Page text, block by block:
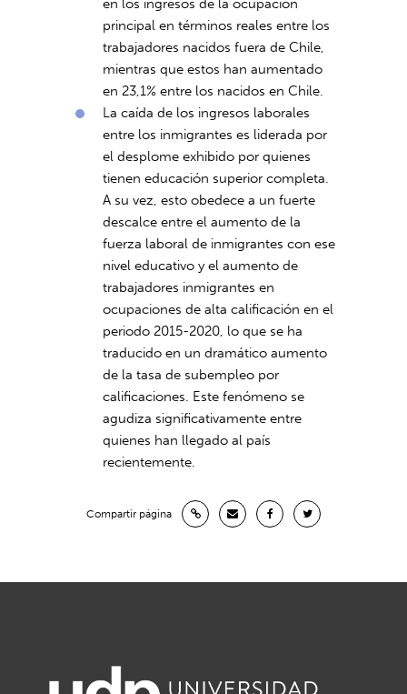
en los ingresos de la ocupación
principal en términos reales entre los
trabajadores nacidos fuera de Chile,
mientras que estos han aumentado
en 23,1% entre los nacidos en Chile.
La caída de los ingresos laborales
entre los inmigrantes es liderada por
el desplome exhibido por quienes
tienen educación superior completa.
A su vez, esto obedece a un fuerte
descalce entre el aumento de la
fuerza laboral de inmigrantes con ese
nivel educativo y el aumento de
trabajadores inmigrantes en
ocupaciones de alta calificación en el
periodo 2015-2020, lo que se ha
traducido en un dramático aumento
de la tasa de subempleo por
calificaciones. Este fenómeno se
agudiza significativamente entre
quienes han llegado al país
recientemente.
Compartir página